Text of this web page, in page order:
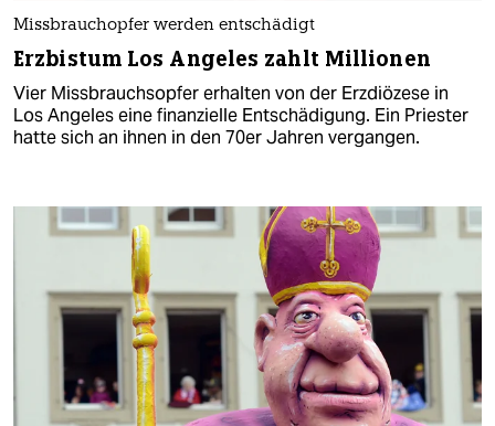
Missbrauchopfer werden entschädigt
Erzbistum Los Angeles zahlt Millionen
Vier Missbrauchsopfer erhalten von der Erzdiözese in
Los Angeles eine finanzielle Entschädigung. Ein Priester
hatte sich an ihnen in den 70er Jahren vergangen.